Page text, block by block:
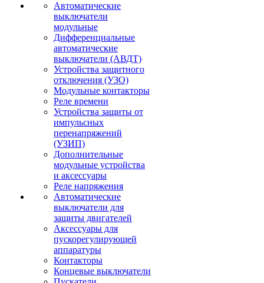
Автоматические
выключатели
модульные
Дифференциальные
автоматические
выключатели (АВДТ)
Устройства защитного
отключения (УЗО)
Модульные контакторы
Реле времени
Устройства защиты от
импульсных
перенапряжений
(УЗИП)
Дополнительные
модульные устройства
и аксессуары
Реле напряжения
Автоматические
выключатели для
защиты двигателей
Аксессуары для
пускорегулирующей
аппаратуры
Контакторы
Концевые выключатели